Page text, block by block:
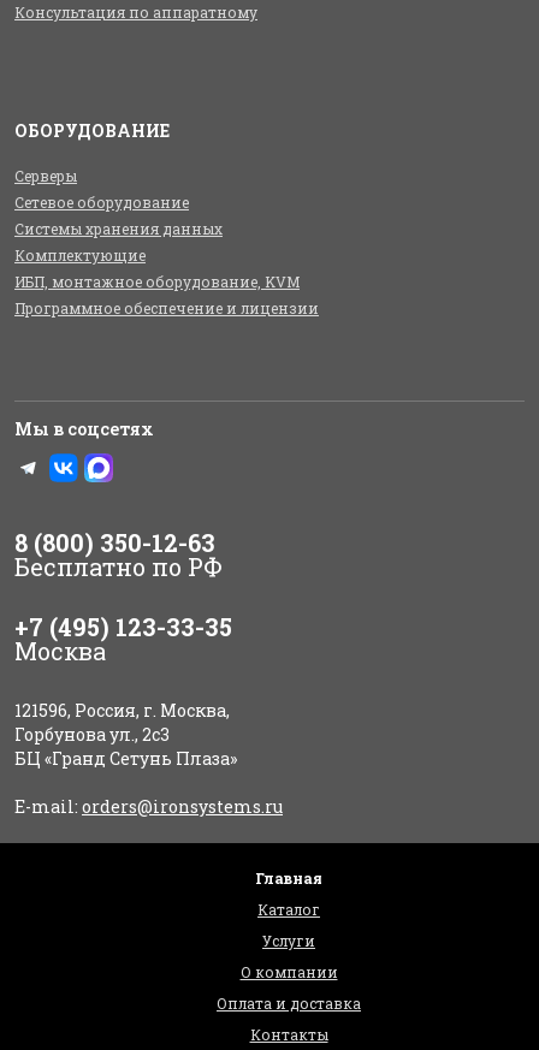
Консультация по аппаратному
ОБОРУДОВАНИЕ
Серверы
Сетевое оборудование
Системы хранения данных
Комплектующие
ИБП, монтажное оборудование, KVM
Программное обеспечение и лицензии
Мы в соцсетях
8 (800) 350-12-63
Бесплатно по РФ
+7 (495) 123-33-35
Москва
121596, Россия, г. Москва,
Горбунова ул., 2с3
БЦ «Гранд Сетунь Плаза»
E-mail: orders@ironsystems.ru
Главная
Каталог
Услуги
О компании
Оплата и доставка
Контакты